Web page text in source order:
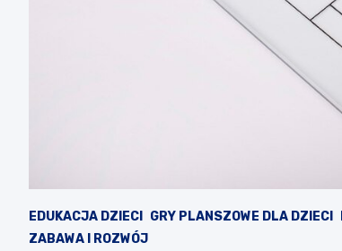
EDUKACJA DZIECI GRY PLANSZOWE DLA DZIECI
ZABAWA I ROZWÓJ